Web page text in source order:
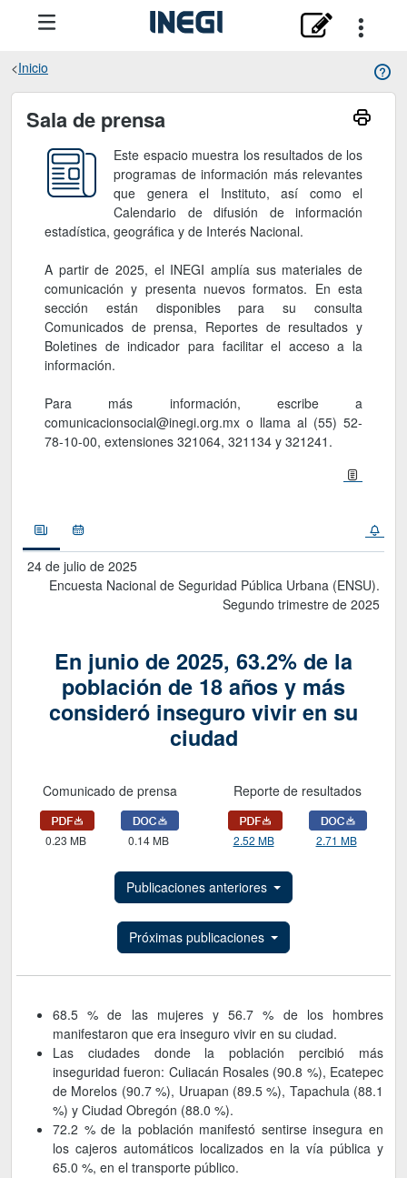
Inicio
Sala de prensa
Sala de prensa
Este espacio muestra los resultados de los
programas de información más relevantes
que genera el Instituto, así como el
Calendario de difusión de información
estadística, geográfica y de Interés Nacional.
A partir de 2025, el INEGI amplía sus materiales de
comunicación y presenta nuevos formatos. En esta
sección están disponibles para su consulta
Comunicados de prensa, Reportes de resultados y
Boletines de indicador para facilitar el acceso a la
información.
Para más información, escribe a
comunicacionsocial@inegi.org.mx o llama al (55) 52-
78-10-00, extensiones 321064, 321134 y 321241.
NoticiasCalendario
24 de julio de 2025
Encuesta Nacional de Seguridad Pública Urbana (ENSU).
Segundo trimestre de 2025
En junio de 2025, 63.2% de la
población de 18 años y más
consideró inseguro vivir en su
ciudad
Comunicado de prensa
0.23 MB 0.14 MB
Reporte de resultados
2.52 MB 2.71 MB
Publicaciones anteriores
Próximas publicaciones
68.5 % de las mujeres y 56.7 % de los hombres
manifestaron que era inseguro vivir en su ciudad.
Las ciudades donde la población percibió más
inseguridad fueron: Culiacán Rosales (90.8 %), Ecatepec
de Morelos (90.7 %), Uruapan (89.5 %), Tapachula (88.1
%) y Ciudad Obregón (88.0 %).
72.2 % de la población manifestó sentirse insegura en
los cajeros automáticos localizados en la vía pública y
65.0 %, en el transporte público.